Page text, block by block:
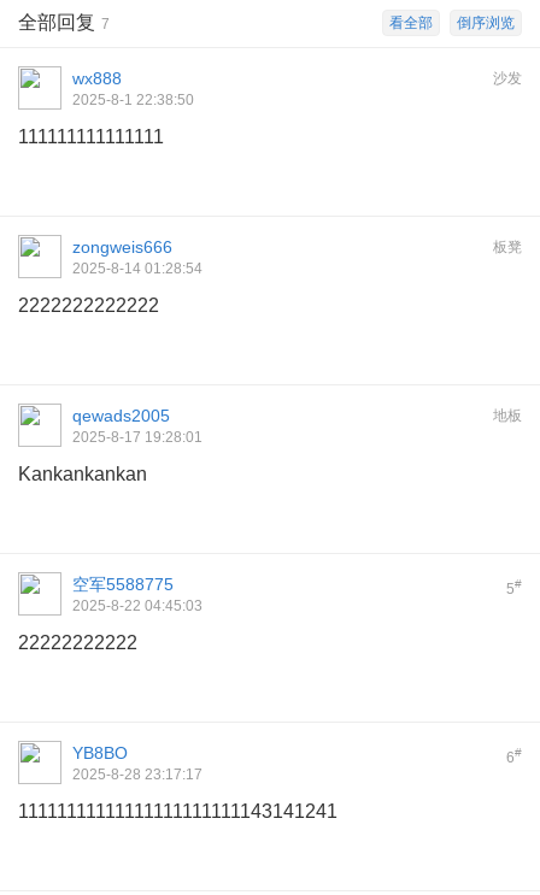
倒序浏览
看全部
全部回复 7
沙发
wx888
2025-8-1 22:38:50
111111111111111
板凳
zongweis666
2025-8-14 01:28:54
2222222222222
地板
qewads2005
2025-8-17 19:28:01
Kankankankan
5#
空军5588775
2025-8-22 04:45:03
22222222222
6#
YB8BO
2025-8-28 23:17:17
11111111111111111111111143141241